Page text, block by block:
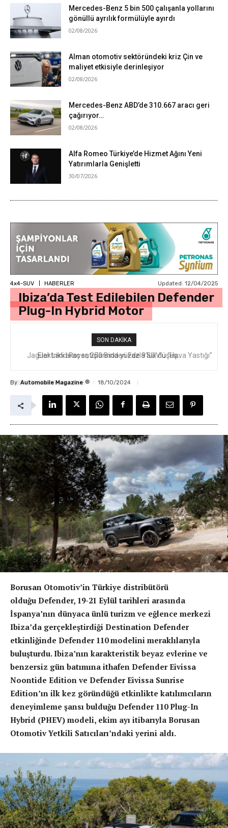
Mercedes-Benz 5 bin 500 çalışanla yollarını
gönüllü ayrılık formülüyle ayırdı
02/08/2026
Alman otomotiv sektöründeki kriz Çin ve
maliyet etkisiyle derinleşiyor
02/08/2026
Mercedes-Benz ABD’de 310.667 aracı geri
çağırıyor…
02/08/2026
Alfa Romeo Türkiye’de Hizmet Ağını Yeni
Yatırımlarla Genişletti
30/07/2026